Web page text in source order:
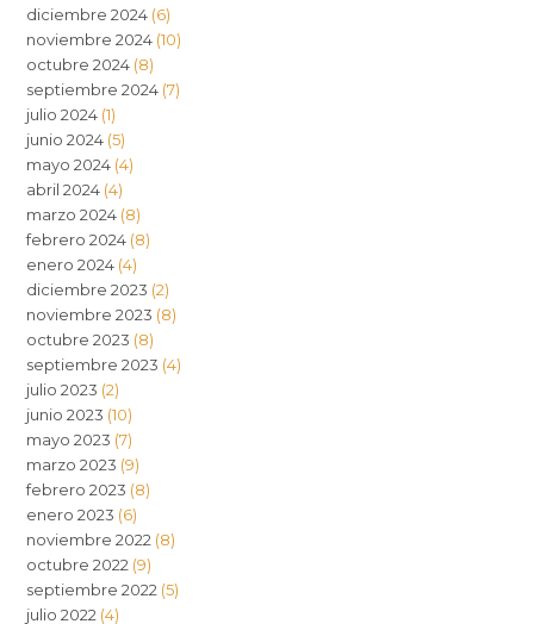
diciembre 2024 (6)
noviembre 2024 (10)
octubre 2024 (8)
septiembre 2024 (7)
julio 2024 (1)
junio 2024 (5)
mayo 2024 (4)
abril 2024 (4)
marzo 2024 (8)
febrero 2024 (8)
enero 2024 (4)
diciembre 2023 (2)
noviembre 2023 (8)
octubre 2023 (8)
septiembre 2023 (4)
julio 2023 (2)
junio 2023 (10)
mayo 2023 (7)
marzo 2023 (9)
febrero 2023 (8)
enero 2023 (6)
noviembre 2022 (8)
octubre 2022 (9)
septiembre 2022 (5)
julio 2022 (4)